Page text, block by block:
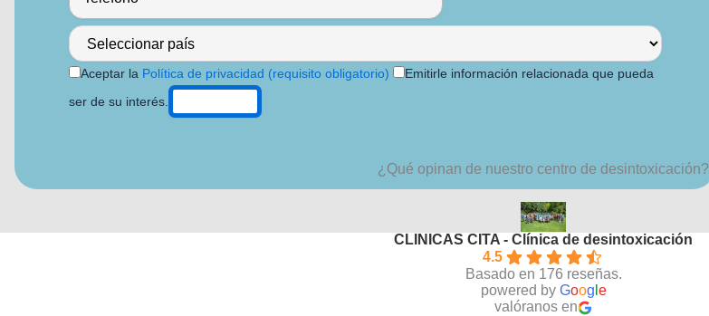
Aceptar la Política de privacidad (requisito obligatorio)
Emitirle información relacionada que pueda
ser de su interés.
¿Qué opinan de nuestro centro de desintoxicación?
CLINICAS CITA - Clínica de desintoxicación
4.5
Basado en 176 reseñas.
powered by Goog e
valóranos en